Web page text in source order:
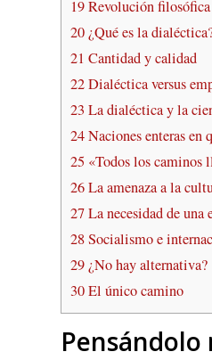
19Revolución
20¿Qué es la
21 Cantidad y calidad
22Dialéctica versus
23 La dialéctica y la
24Naciones enteras en
25 «Todos los caminos
26La amenaza a la
27La necesidad de
28Socialismo e
29¿No hay alternativa?
30El único camino